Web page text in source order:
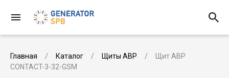
Главная Каталог Щиты АВР
Щит АВР
CONTACT-3-32-GSM